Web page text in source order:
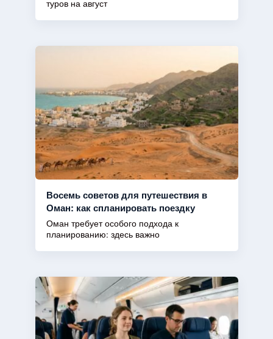
туров на август
Восемь советов для путешествия в
Оман: как спланировать поездку
Оман требует особого подхода к
планированию: здесь важно